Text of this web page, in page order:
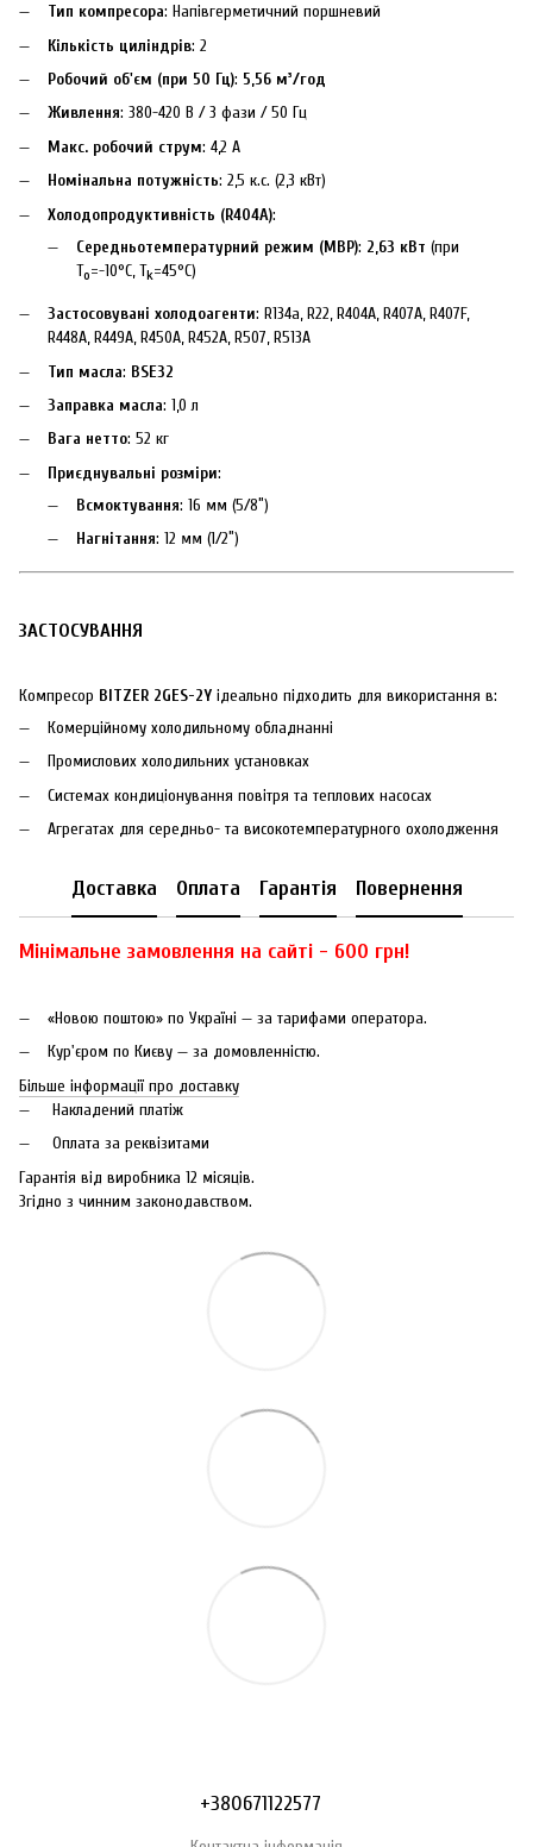
Тип компресора: Напівгерметичний поршневий
Кількість циліндрів: 2
Робочий об'єм (при 50 Гц): 5,56 м³/год
Живлення: 380-420 В / 3 фази / 50 Гц
Макс. робочий струм: 4,2 A
Номінальна потужність: 2,5 к.с. (2,3 кВт)
Холодопродуктивність (R404A):
Середньотемпературний режим (МВР): 2,63 кВт (при
T₀=-10°C, Tₖ=45°C)
Застосовувані холодоагенти: R134a, R22, R404A, R407A, R407F,
R448A, R449A, R450A, R452A, R507, R513A
Тип масла: BSE32
Заправка масла: 1,0 л
Вага нетто: 52 кг
Приєднувальні розміри:
Всмоктування: 16 мм (5/8″)
Нагнітання: 12 мм (1/2″)
ЗАСТОСУВАННЯ
Компресор BITZER 2GES-2Y ідеально підходить для використання в:
Комерційному холодильному обладнанні
Промислових холодильних установках
Системах кондиціонування повітря та теплових насосах
Агрегатах для середньо- та високотемпературного охолодження
Доставка Оплата Гарантія Повернення
Мінімальне замовлення на сайті - 600 грн!
«Новою поштою» по Україні — за тарифами оператора.
Кур'єром по Києву — за домовленністю.
Більше інформації про доставку
Накладений платіж
Оплата за реквізитами
Гарантія від виробника 12 місяців.
Згідно з чинним законодавством.
+380671122577